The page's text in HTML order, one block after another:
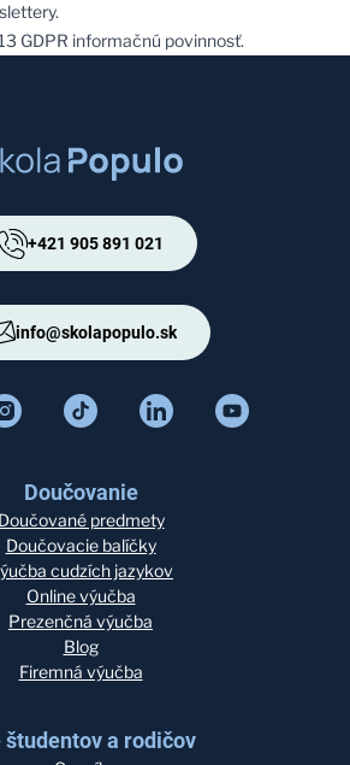
GDPR informačnú povinnosť.
+421 905 891 021
info@skolapopulo.sk
Doučovanie
Doučované predmety
Doučovacie balíčky
cudzích jazykov
Online výučba
Prezenčná výučba
Blog
Firemná výučba
študentov a rodičov